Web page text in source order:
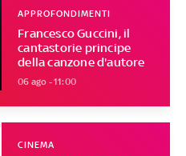
Francesco Guccini, il
cantastorie principe
della canzone d'autore
APPROFONDIMENTI
06 ago - 11:00
CINEMA